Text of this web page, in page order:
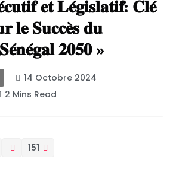
𝐞𝐭 𝐋𝐞́𝐠𝐢𝐬𝐥𝐚𝐭𝐢𝐟: 𝐂𝐥𝐞́
𝐥𝐞 𝐒𝐮𝐜𝐜𝐞̀𝐬 𝐝𝐮
𝐒𝐞́𝐧𝐞́𝐠𝐚𝐥 𝟐𝟎𝟓𝟎 »
14 Octobre 2024
2 Mins Read
151